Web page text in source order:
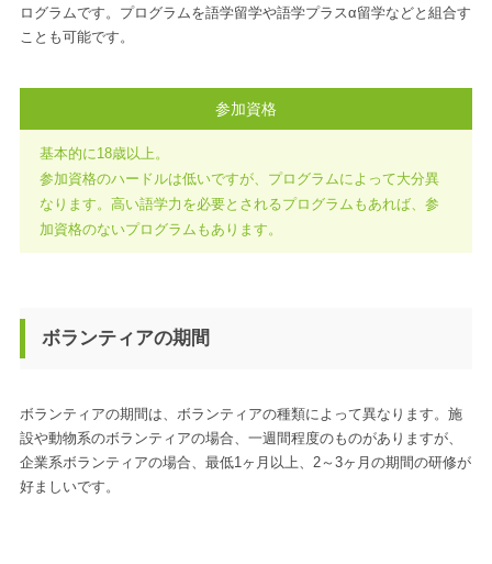
ログラムです。プログラムを語学留学や語学プラスα留学などと組合す
ことも可能です。
参加資格
基本的に18歳以上。
参加資格のハードルは低いですが、プログラムによって大分異
なります。高い語学力を必要とされるプログラムもあれば、参
加資格のないプログラムもあります。
ボランティアの期間
ボランティアの期間は、ボランティアの種類によって異なります。施
設や動物系のボランティアの場合、一週間程度のものがありますが、
企業系ボランティアの場合、最低1ヶ月以上、2～3ヶ月の期間の研修が
好ましいです。